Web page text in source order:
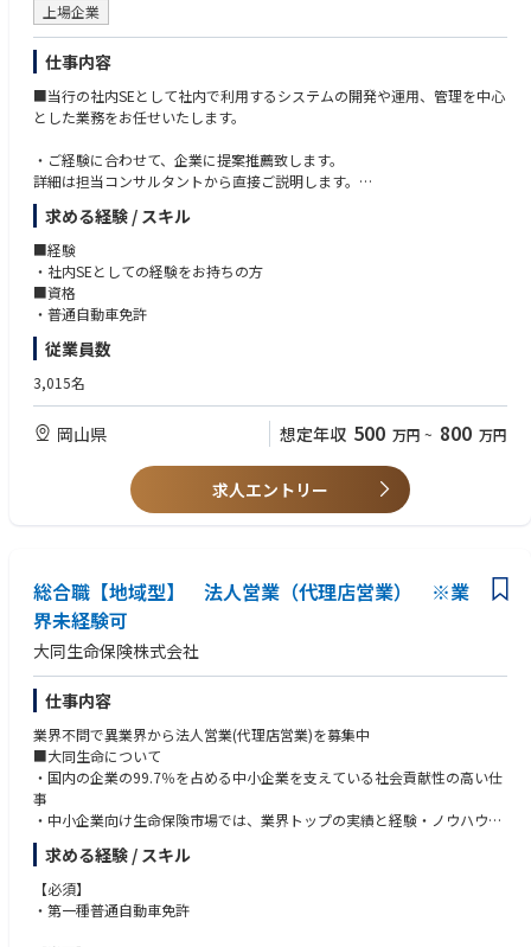
・希望勤務エリアは、育児や介護といった個人の様々な事情やライフステ
ージの状況に応じて変更を申請することが可能です。
・11の勤務エリア：札幌エリア、仙台エリア、さいたまエリア、東京エリ
ア、富山エリア、名古屋エリア、大阪エリア、広島エリア、松山エリア、
福岡エリア、沖縄エリア
・多様なキャリア（様々な経験）を重視して全国転勤も選択可能です。
■募集勤務地
下記から就業を希望する勤務地をお知らせください。複数選択する場合は
希望順位もお知らせください。
※2026年8月6日時点の募集勤務地※募集勤務地は採用状況によって更新
されます。
・旭川支店：北海道 旭川市四条通12-左10 AIG旭川ビル
・仙台支店：宮城県 仙台市青葉区一番町1-8-3 AIG仙台ビル
・盛岡支店：岩手県 盛岡市本町通3-18-45 AIG盛岡ﾋﾞﾙ
・山形支店：山形県 山形市七日町3-5-20 AIG山形ビル
・郡山支店：福島県 郡山市虎丸町24-8 AIG郡山ﾋﾞﾙ
・茨城支店：茨城県 水戸市中央2-6-29 AIG水戸ﾋﾞﾙ
・宇都宮支店：栃木県 宇都宮市松が峰1-3-15 AIG宇都宮ﾋﾞﾙ
・群馬支店：群馬県 前橋市南町3-9-5 大同生命前橋ﾋﾞﾙ
・埼玉支店：埼玉県 さいたま市大宮区大門町3-54 AIG大宮ビル
・山陰支店：島根県 松江市伊勢宮町519-1 山陰中央新報駅前ビル 6F
・山口支店：山口県 周南市本町1-3 大同生命徳山ビル 9F
・徳島支店：徳島県 徳島市中洲町1-42-1 AIG徳島ﾋﾞﾙ 2F
上場企業
仕事内容
■当行の社内SEとして社内で利用するシステムの開発や運用、管理を中心
とした業務をお任せいたします。
・ご経験に合わせて、企業に提案推薦致します。
詳細は担当コンサルタントから直接ご説明します。
※本求人はご登録者様のスキル・経験をもとに、企業へのご提案推薦を行
う求人です。
仕事内容・雇用条件などは面接を通じて最終決定となる為、面接時・内定
時には必ず雇用主にご確認下さい。
求める経験 / スキル
■経験
・社内SEとしての経験をお持ちの方
■資格
・普通自動車免許
従業員数
3,015名
岡山県 想定年収 500 万円 ~ 800 万円
求人エントリー
総合職【地域型】 法人営業（代理店営業） ※業
界未経験可
大同生命保険株式会社
仕事内容
業界不問で異業界から法人営業(代理店営業)を募集中
■大同生命について
・国内の企業の99.7％を占める中小企業を支えている社会貢献性の高い仕
事
・中小企業向け生命保険市場では、業界トップの実績と経験・ノウハウ
・中小企業と密接に関わる各種団体と提携。他社にはない強固な営業基盤
・企業経営のリスクや借入の観点からのコンサルティング提案
※飛び込みの営業はなし
※親戚や友人への勧誘は一切なし
求める経験 / スキル
【必須】
・第一種普通自動車免許